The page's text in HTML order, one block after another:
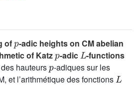
of -adic heights on CM abelian
of Katz
p
-adic
L
-functions
hauteurs
p
-adiques sur les
et l’arithmétique des fonctions